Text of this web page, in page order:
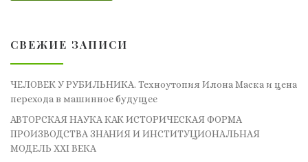
СВЕЖИЕ ЗАПИСИ
ЧЕЛОВЕК У РУБИЛЬНИКА. Техноутопия Илона Маска и цена
перехода в машинное будущее
АВТОРСКАЯ НАУКА КАК ИСТОРИЧЕСКАЯ ФОРМА
ПРОИЗВОДСТВА ЗНАНИЯ И ИНСТИТУЦИОНАЛЬНАЯ
МОДЕЛЬ XXI ВЕКА